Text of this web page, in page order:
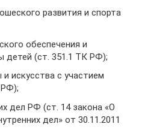
развития и спорта
обеспечения и
детей (ст. 351.1 ТК РФ);
искусства с участием
РФ);
дел РФ (ст. 14 закона «О
дел» от 30.11.2011